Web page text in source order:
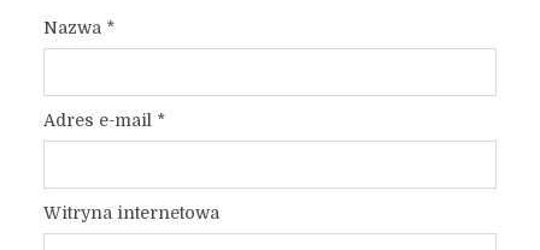
Nazwa *
Adres e-mail *
Witryna internetowa